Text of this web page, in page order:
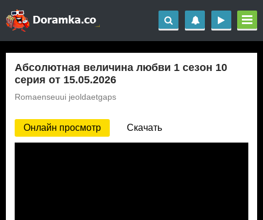
Абсолютная величина любви 1 сезон 10
серия от 15.05.2026
Romaenseuui jeoldaetgaps
Онлайн просмотр Скачать